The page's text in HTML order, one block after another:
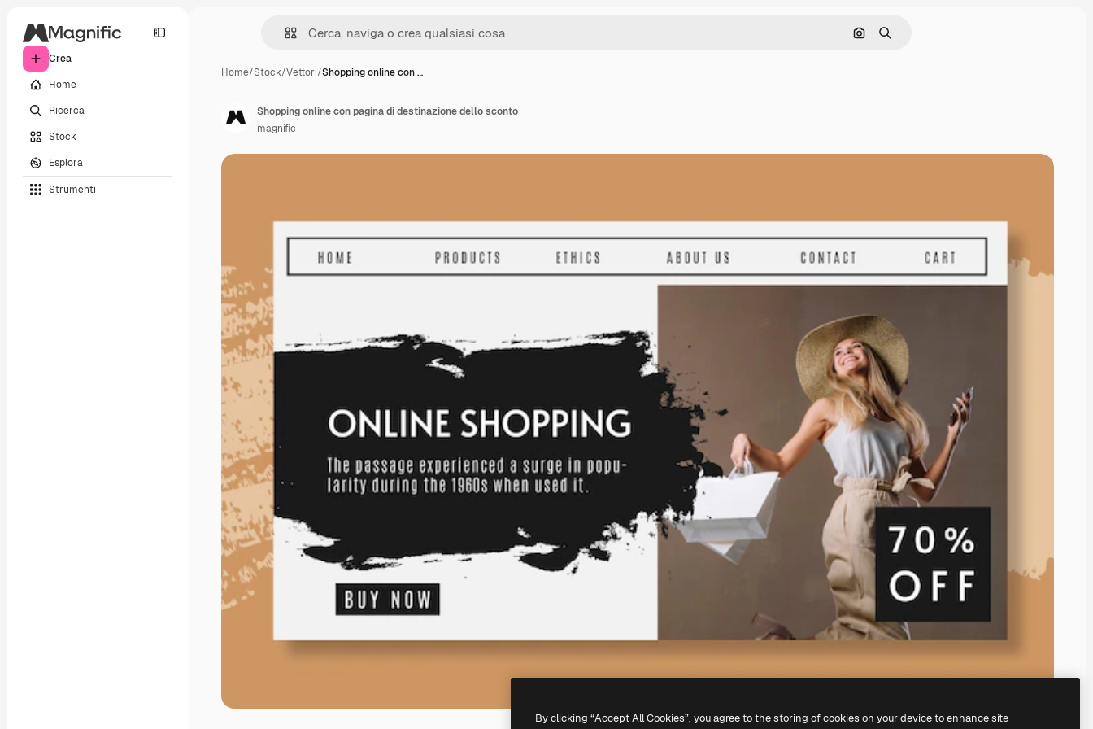
Crea
Home
Ricerca
Stock
Esplora
Strumenti
Cerca per immagine
Ricerca
Home/Stock/Vettori/Shopping online con …
Shopping online con pagina di destinazione dello sconto
magnific
By clicking “Accept All Cookies”, you agree to the storing of cookies on your device to enhance site